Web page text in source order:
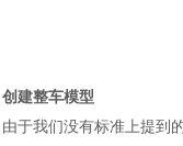
创建整车模型
由于我们没有标准上提到